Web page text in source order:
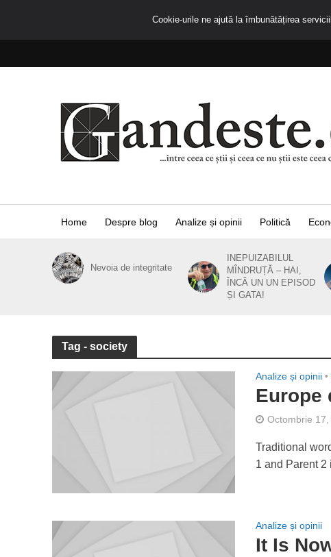
Home Despre blog Analize și opinii Politică
Nevoia de integritate
INEPUIZABILUL
MÎNDRUȚĂ – HAI,
ÎNCĂ UN UN EPISOD
ȘI GATA!
Tag - society
Analize și opinii •
Europe
Octombrie 17,
Traditional
1 and Parent 2
Analize și opinii
It Is
Cookie-urile ne ajută la îmbunătățirea